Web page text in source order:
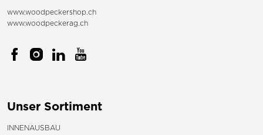
www.woodpeckershop.ch
www.woodpeckerag.ch
Unser Sortiment
INNENAUSBAU